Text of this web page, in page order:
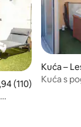
ocjena:
(110)
Kuća –
Kuća s